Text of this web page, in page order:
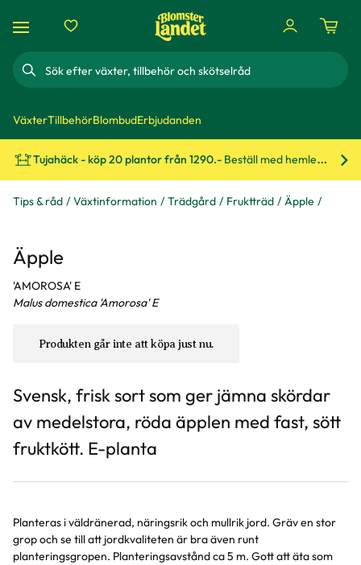
Sök
VäxterTillbehörBlombudErbjudanden
Tujahäck - köp 20 plantor från 1290.- Beställ med hemleverans!
Tips & råd Växtinformation Trädgård Fruktträd Äpple
Äpple
'AMOROSA' E
Malus domestica 'Amorosa' E
Produkten går inte att köpa just nu.
Svensk, frisk sort som ger jämna skördar
av medelstora, röda äpplen med fast, sött
fruktkött. E-planta
Planteras i väldränerad, näringsrik och mullrik jord. Gräv en stor
grop och se till att jordkvaliteten är bra även runt
planteringsgropen. Planteringsavstånd ca 5 m. Gott att äta som